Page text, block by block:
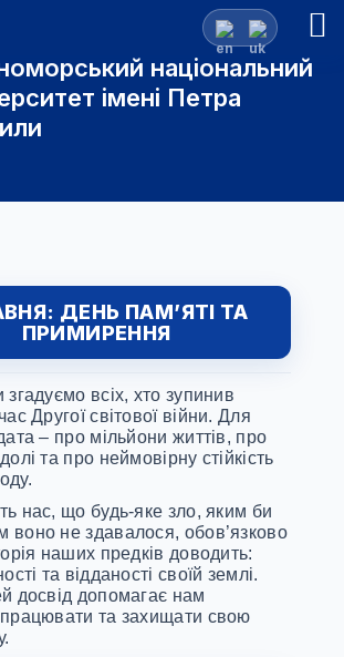
національний
імені Петра
ДЕНЬ ПАМ’ЯТІ ТА
ПРИМИРЕННЯ
згадуємо всіх, хто зупинив
Другої світової війни. Для
– про мільйони життів, про
та про неймовірну стійкість
нас, що будь-яке зло, яким би
воно не здавалося, обов’язково
наших предків доводить:
та відданості своїй землі.
досвід допомагає нам
та захищати свою